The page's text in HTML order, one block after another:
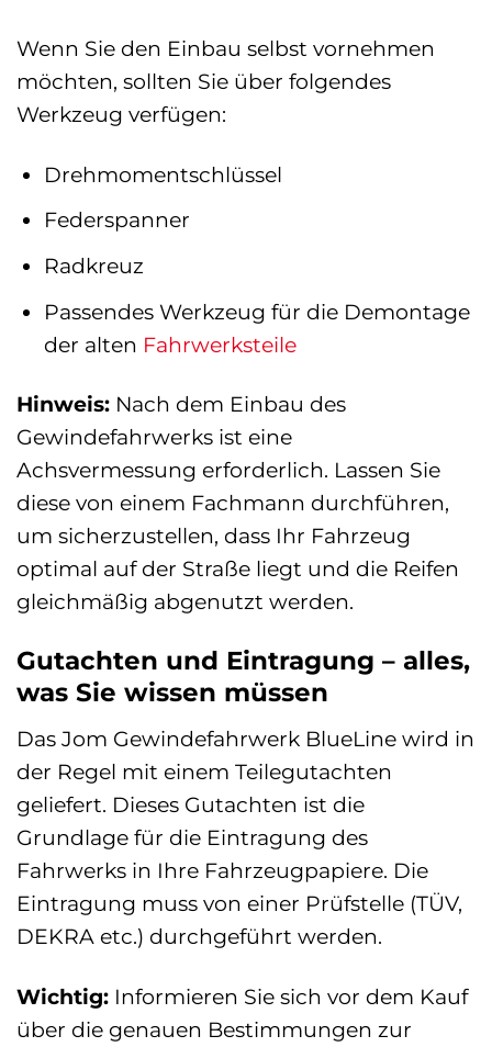
Wenn Sie den Einbau selbst vornehmen
möchten, sollten Sie über folgendes
Werkzeug verfügen:
Drehmomentschlüssel
Federspanner
Radkreuz
Passendes Werkzeug für die Demontage
der alten Fahrwerksteile
Hinweis: Nach dem Einbau des
Gewindefahrwerks ist eine
Achsvermessung erforderlich. Lassen Sie
diese von einem Fachmann durchführen,
um sicherzustellen, dass Ihr Fahrzeug
optimal auf der Straße liegt und die Reifen
gleichmäßig abgenutzt werden.
Gutachten und Eintragung – alles,
was Sie wissen müssen
Das Jom Gewindefahrwerk BlueLine wird in
der Regel mit einem Teilegutachten
geliefert. Dieses Gutachten ist die
Grundlage für die Eintragung des
Fahrwerks in Ihre Fahrzeugpapiere. Die
Eintragung muss von einer Prüfstelle (TÜV,
DEKRA etc.) durchgeführt werden.
Wichtig: Informieren Sie sich vor dem Kauf
über die genauen Bestimmungen zur